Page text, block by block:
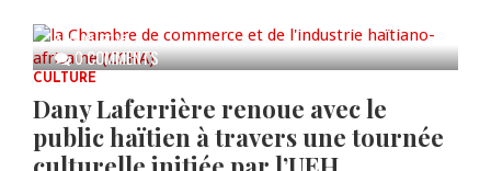
0 COMMENTS
AUG 05, 2026
CULTURE
Dany Laferrière renoue avec le
public haïtien à travers une tournée